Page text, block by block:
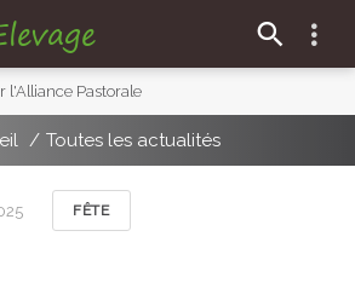
l'Alliance Pastorale
Toutes les actualités
FÊTE